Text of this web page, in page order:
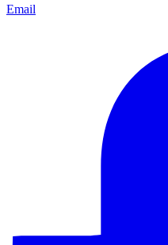
Email